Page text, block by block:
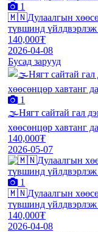
1
🇲🇳Дулаалгын
түвшинд үйлдвэрлэж
140,000₮
2026-04-08
Бусад зарууд
1
🌫️Нягт сайтай гал
хөөсөнцөр хавтанг
140,000₮
2026-05-07
1
🇲🇳Дулаалгын
түвшинд үйлдвэрлэж
140,000₮
2026-04-08